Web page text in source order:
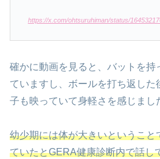
https://x.com/ohtsuruhiman/status/
確かに動画を見ると、バットを持
ていますし、ボールを打ち返した
子も映っていて身軽さを感じまし
幼少期には体が大きいということ
ていたとGERA健康診断内で話し